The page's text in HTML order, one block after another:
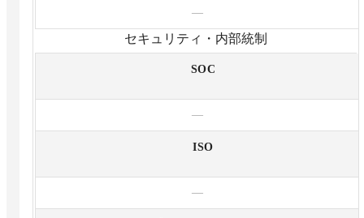
—
セキュリティ・内部統制
SOC
—
ISO
—